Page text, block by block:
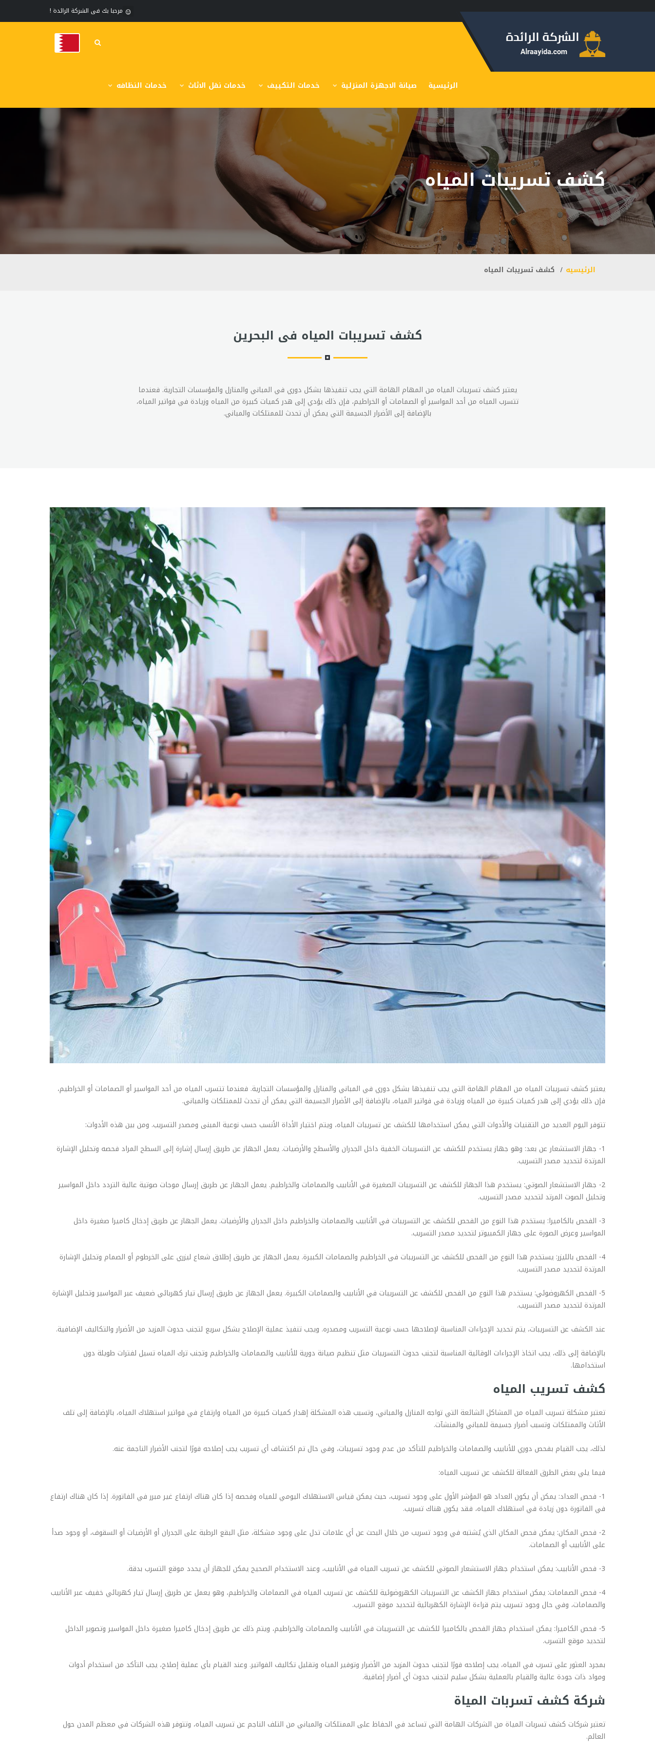
مرحبا بك فى الشركة الرائدة !
الرئيسية صيانة الاجهزة المنزلية خدمات التكييف خدمات نقل الاثاث خدمات النظافه
كشف تسريبات المياه
الرئيسيه كشف تسريبات المياه
كشف تسريبات المياه فى البحرين
يعتبر كشف تسريبات المياه من المهام الهامة التي يجب تنفيذها بشكل دوري في المباني والمنازل والمؤسسات التجارية. فعندما
تتسرب المياه من أحد المواسير أو الصمامات أو الخراطيم، فإن ذلك يؤدي إلى هدر كميات كبيرة من المياه وزيادة في فواتير المياه،
بالإضافة إلى الأضرار الجسيمة التي يمكن أن تحدث للممتلكات والمباني.
يعتبر كشف تسريبات المياه من المهام الهامة التي يجب تنفيذها بشكل دوري في المباني والمنازل والمؤسسات التجارية. فعندما تتسرب المياه من أحد المواسير أو الصمامات أو الخراطيم،
فإن ذلك يؤدي إلى هدر كميات كبيرة من المياه وزيادة في فواتير المياه، بالإضافة إلى الأضرار الجسيمة التي يمكن أن تحدث للممتلكات والمباني.
تتوفر اليوم العديد من التقنيات والأدوات التي يمكن استخدامها للكشف عن تسريبات المياه، ويتم اختيار الأداة الأنسب حسب نوعية المبنى ومصدر التسريب. ومن بين هذه الأدوات:
1- جهاز الاستشعار عن بعد: وهو جهاز يستخدم للكشف عن التسريبات الخفية داخل الجدران والأسطح والأرضيات. يعمل الجهاز عن طريق إرسال إشارة إلى السطح المراد فحصه وتحليل الإشارة
المرتدة لتحديد مصدر التسريب.
2- جهاز الاستشعار الصوتي: يستخدم هذا الجهاز للكشف عن التسريبات الصغيرة في الأنابيب والصمامات والخراطيم. يعمل الجهاز عن طريق إرسال موجات صوتية عالية التردد داخل المواسير
وتحليل الصوت المرتد لتحديد مصدر التسريب.
3- الفحص بالكاميرا: يستخدم هذا النوع من الفحص للكشف عن التسريبات في الأنابيب والصمامات والخراطيم داخل الجدران والأرضيات. يعمل الجهاز عن طريق إدخال كاميرا صغيرة داخل
المواسير وعرض الصورة على جهاز الكمبيوتر لتحديد مصدر التسريب.
4- الفحص بالليزر: يستخدم هذا النوع من الفحص للكشف عن التسريبات في الخراطيم والصمامات الكبيرة. يعمل الجهاز عن طريق إطلاق شعاع ليزري على الخرطوم أو الصمام وتحليل الإشارة
المرتدة لتحديد مصدر التسريب.
5- الفحص الكهروضوئي: يستخدم هذا النوع من الفحص للكشف عن التسريبات في الأنابيب والصمامات الكبيرة. يعمل الجهاز عن طريق إرسال تيار كهربائي ضعيف عبر المواسير وتحليل الإشارة
المرتدة لتحديد مصدر التسريب.
عند الكشف عن التسريبات، يتم تحديد الإجراءات المناسبة لإصلاحها حسب نوعية التسريب ومصدره. ويجب تنفيذ عملية الإصلاح بشكل سريع لتجنب حدوث المزيد من الأضرار والتكاليف الإضافية.
بالإضافة إلى ذلك، يجب اتخاذ الإجراءات الوقائية المناسبة لتجنب حدوث التسريبات مثل تنظيم صيانة دورية للأنابيب والصمامات والخراطيم وتجنب ترك المياه تسيل لفترات طويلة دون
استخدامها.
كشف تسريب المياه
تعتبر مشكلة تسريب المياه من المشاكل الشائعة التي تواجه المنازل والمباني، وتسبب هذه المشكلة إهدار كميات كبيرة من المياه وارتفاع في فواتير استهلاك المياه، بالإضافة إلى تلف
الأثاث والممتلكات وتسبب أضرار جسيمة للمباني والمنشآت.
لذلك، يجب القيام بفحص دوري للأنابيب والصمامات والخراطيم للتأكد من عدم وجود تسريبات، وفي حال تم اكتشاف أي تسريب يجب إصلاحه فورًا لتجنب الأضرار الناجمة عنه.
فيما يلي بعض الطرق الفعالة للكشف عن تسريب المياه:
1- فحص العداد: يمكن أن يكون العداد هو المؤشر الأول على وجود تسريب، حيث يمكن قياس الاستهلاك اليومي للمياه وفحصه إذا كان هناك ارتفاع غير مبرر في الفاتورة. إذا كان هناك ارتفاع
في الفاتورة دون زيادة في استهلاك المياه، فقد يكون هناك تسريب.
2- فحص المكان: يمكن فحص المكان الذي يُشتبه في وجود تسريب من خلال البحث عن أي علامات تدل على وجود مشكلة، مثل البقع الرطبة على الجدران أو الأرضيات أو السقوف، أو وجود صدأ
على الأنابيب أو الصمامات.
3- فحص الأنابيب: يمكن استخدام جهاز الاستشعار الصوتي للكشف عن تسريب المياه في الأنابيب، وعند الاستخدام الصحيح يمكن للجهاز أن يحدد موقع التسرب بدقة.
4- فحص الصمامات: يمكن استخدام جهاز الكشف عن التسريبات الكهروضوئية للكشف عن تسريب المياه في الصمامات والخراطيم، وهو يعمل عن طريق إرسال تيار كهربائي خفيف عبر الأنابيب
والصمامات، وفي حال وجود تسريب يتم قراءة الإشارة الكهربائية لتحديد موقع التسرب.
5- فحص الكاميرا: يمكن استخدام جهاز الفحص بالكاميرا للكشف عن التسريبات في الأنابيب والصمامات والخراطيم، ويتم ذلك عن طريق إدخال كاميرا صغيرة داخل المواسير وتصوير الداخل
لتحديد موقع التسرب.
بمجرد العثور على تسرب في المياه، يجب إصلاحه فورًا لتجنب حدوث المزيد من الأضرار وتوفير المياه وتقليل تكاليف الفواتير. وعند القيام بأي عملية إصلاح، يجب التأكد من استخدام أدوات
ومواد ذات جودة عالية والقيام بالعملية بشكل سليم لتجنب حدوث أي أضرار إضافية.
شركة كشف تسربات المياة
تعتبر شركات كشف تسربات المياة من الشركات الهامة التي تساعد في الحفاظ على الممتلكات والمباني من التلف الناجم عن تسريب المياه، وتتوفر هذه الشركات في معظم المدن حول
العالم.